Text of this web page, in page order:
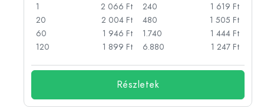
1
2 066 Ft
20
2 004 Ft
60
1 946 Ft
120
1 899 Ft
240
1 619 Ft
480
1 505 Ft
1.740
1 444 Ft
6.880
1 247 Ft
Részletek